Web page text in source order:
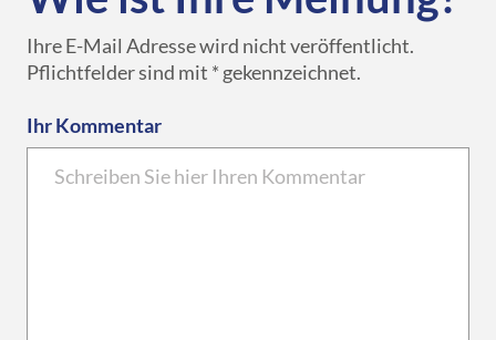
Ihre E-Mail Adresse wird nicht veröffentlicht.
Pflichtfelder sind mit * gekennzeichnet.
Ihr Kommentar